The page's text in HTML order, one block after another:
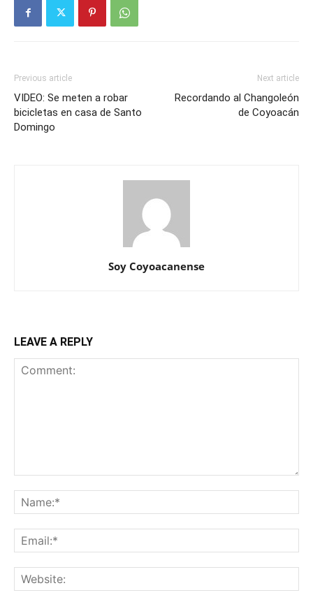
Previous article
VIDEO: Se meten a robar
bicicletas en casa de Santo
Domingo
Next article
Recordando al Changoleón
de Coyoacán
Soy Coyoacanense
LEAVE A REPLY